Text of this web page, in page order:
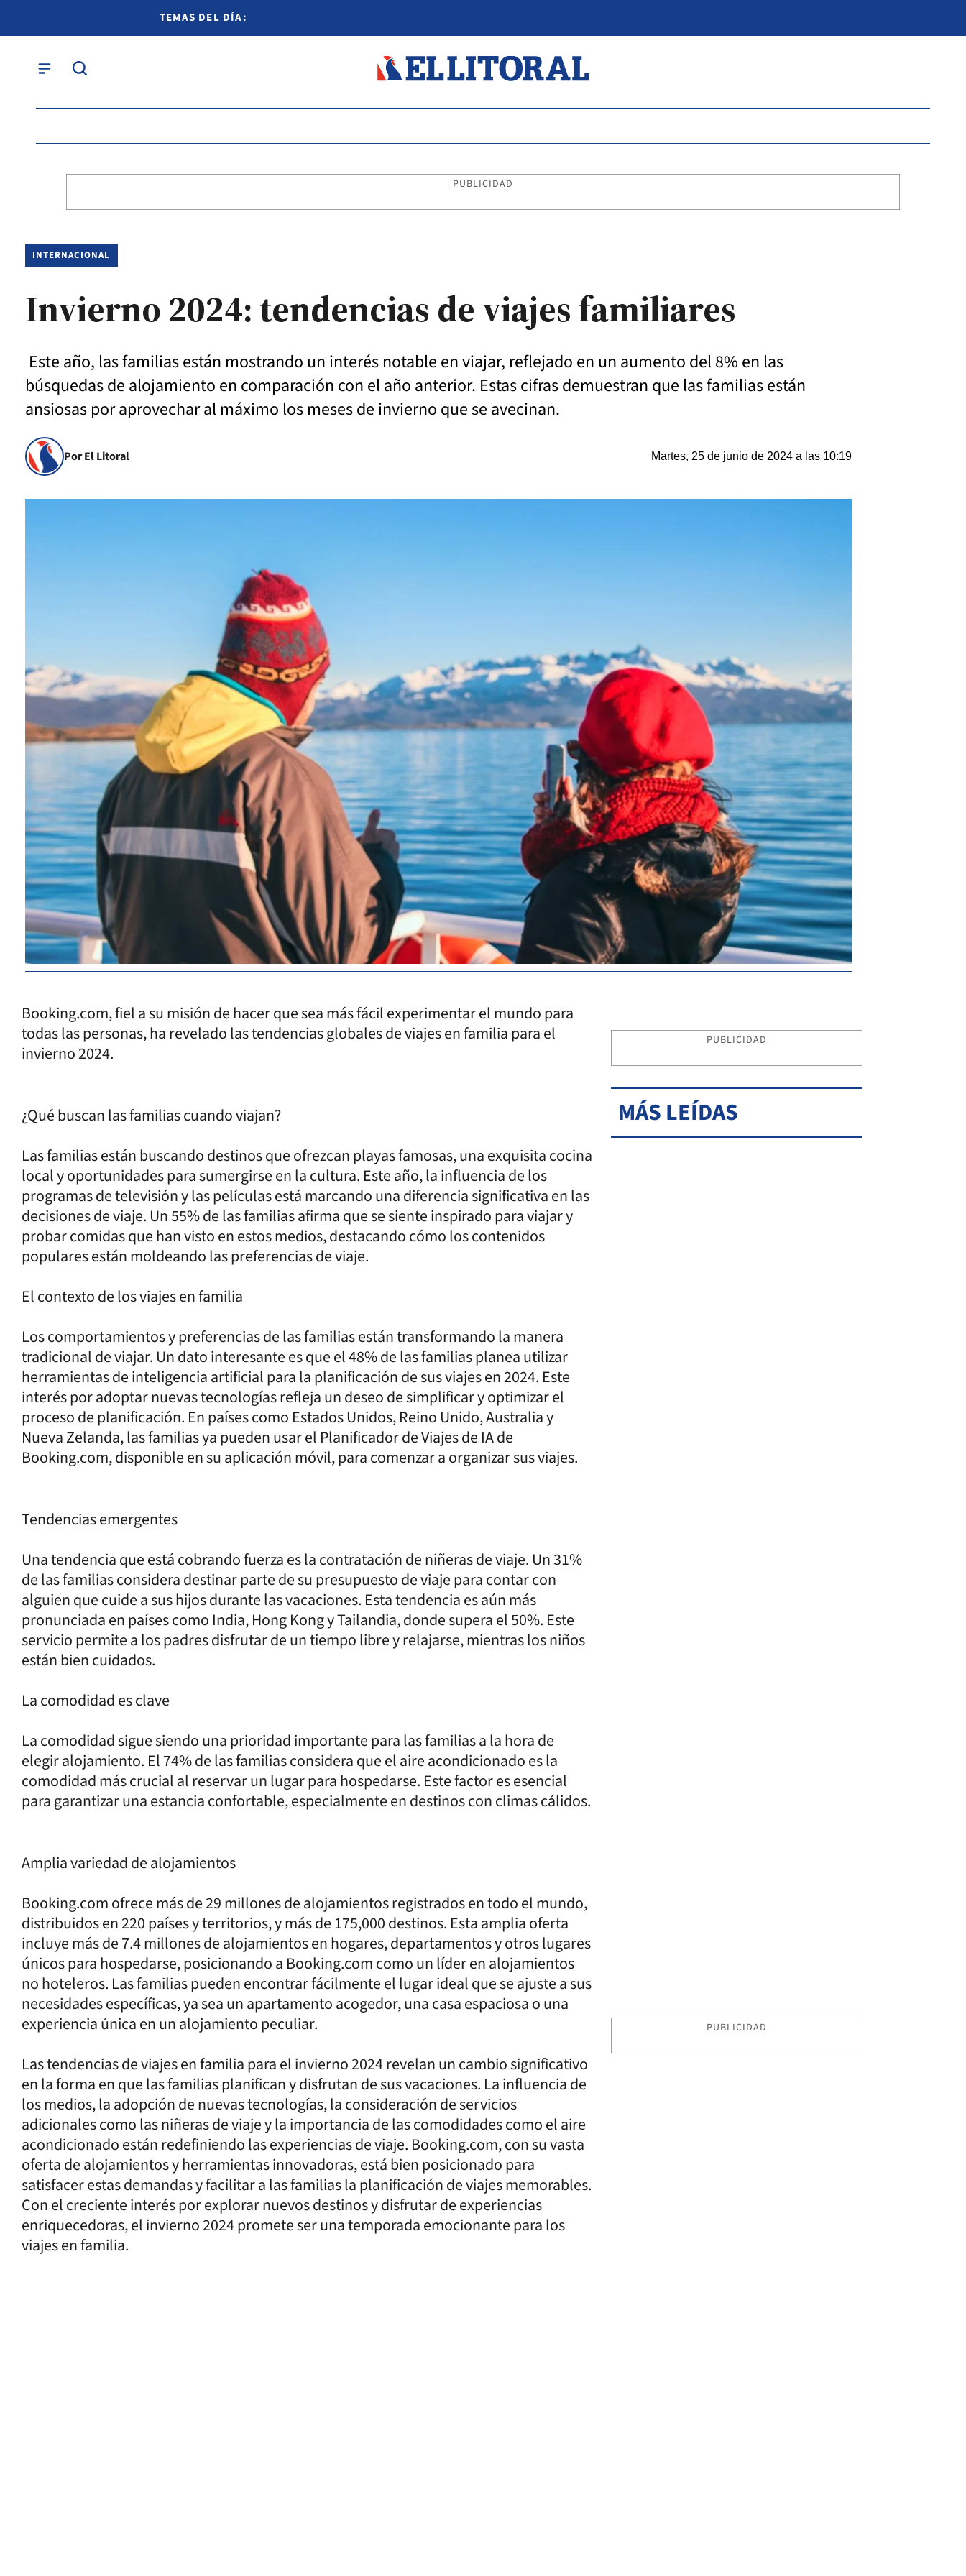
TEMAS DEL DÍA:
PUBLICIDAD
INTERNACIONAL
Invierno 2024: tendencias de viajes familiares
Este año, las familias están mostrando un interés notable en viajar, reflejado en un aumento del 8% en las
búsquedas de alojamiento en comparación con el año anterior. Estas cifras demuestran que las familias están
ansiosas por aprovechar al máximo los meses de invierno que se avecinan.
Por El Litoral Martes, 25 de junio de 2024 a las 10:19
Booking.com, fiel a su misión de hacer que sea más fácil experimentar el mundo para
todas las personas, ha revelado las tendencias globales de viajes en familia para el
invierno 2024.
¿Qué buscan las familias cuando viajan?
Las familias están buscando destinos que ofrezcan playas famosas, una exquisita cocina
local y oportunidades para sumergirse en la cultura. Este año, la influencia de los
programas de televisión y las películas está marcando una diferencia significativa en las
decisiones de viaje. Un 55% de las familias afirma que se siente inspirado para viajar y
probar comidas que han visto en estos medios, destacando cómo los contenidos
populares están moldeando las preferencias de viaje.
El contexto de los viajes en familia
Los comportamientos y preferencias de las familias están transformando la manera
tradicional de viajar. Un dato interesante es que el 48% de las familias planea utilizar
herramientas de inteligencia artificial para la planificación de sus viajes en 2024. Este
interés por adoptar nuevas tecnologías refleja un deseo de simplificar y optimizar el
proceso de planificación. En países como Estados Unidos, Reino Unido, Australia y
Nueva Zelanda, las familias ya pueden usar el Planificador de Viajes de IA de
Booking.com, disponible en su aplicación móvil, para comenzar a organizar sus viajes.
Tendencias emergentes
Una tendencia que está cobrando fuerza es la contratación de niñeras de viaje. Un 31%
de las familias considera destinar parte de su presupuesto de viaje para contar con
alguien que cuide a sus hijos durante las vacaciones. Esta tendencia es aún más
pronunciada en países como India, Hong Kong y Tailandia, donde supera el 50%. Este
servicio permite a los padres disfrutar de un tiempo libre y relajarse, mientras los niños
están bien cuidados.
La comodidad es clave
La comodidad sigue siendo una prioridad importante para las familias a la hora de
elegir alojamiento. El 74% de las familias considera que el aire acondicionado es la
comodidad más crucial al reservar un lugar para hospedarse. Este factor es esencial
para garantizar una estancia confortable, especialmente en destinos con climas cálidos.
Amplia variedad de alojamientos
Booking.com ofrece más de 29 millones de alojamientos registrados en todo el mundo,
distribuidos en 220 países y territorios, y más de 175,000 destinos. Esta amplia oferta
incluye más de 7.4 millones de alojamientos en hogares, departamentos y otros lugares
únicos para hospedarse, posicionando a Booking.com como un líder en alojamientos
no hoteleros. Las familias pueden encontrar fácilmente el lugar ideal que se ajuste a sus
necesidades específicas, ya sea un apartamento acogedor, una casa espaciosa o una
experiencia única en un alojamiento peculiar.
Las tendencias de viajes en familia para el invierno 2024 revelan un cambio significativo
en la forma en que las familias planifican y disfrutan de sus vacaciones. La influencia de
los medios, la adopción de nuevas tecnologías, la consideración de servicios
adicionales como las niñeras de viaje y la importancia de las comodidades como el aire
acondicionado están redefiniendo las experiencias de viaje. Booking.com, con su vasta
oferta de alojamientos y herramientas innovadoras, está bien posicionado para
satisfacer estas demandas y facilitar a las familias la planificación de viajes memorables.
Con el creciente interés por explorar nuevos destinos y disfrutar de experiencias
enriquecedoras, el invierno 2024 promete ser una temporada emocionante para los
viajes en familia.
PUBLICIDAD
MÁS LEÍDAS
PUBLICIDAD